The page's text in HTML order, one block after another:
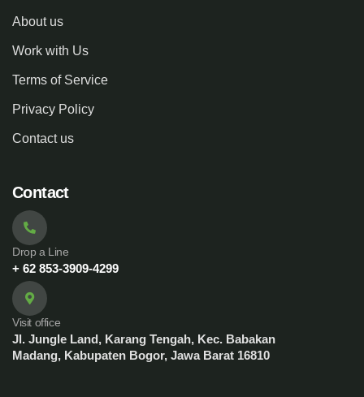
About us
Work with Us
Terms of Service
Privacy Policy
Contact us
Contact
Drop a Line
+ 62 853-3909-4299
Visit office
Jl. Jungle Land, Karang Tengah, Kec. Babakan
Madang, Kabupaten Bogor, Jawa Barat 16810